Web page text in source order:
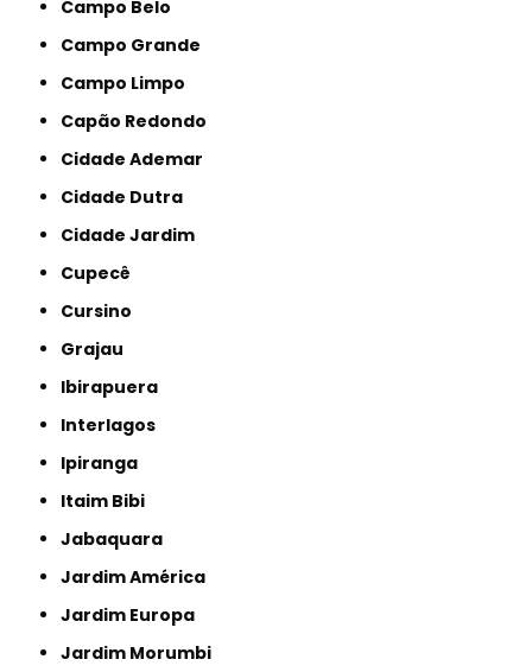
Campo Belo
Campo Grande
Campo Limpo
Capão Redondo
Cidade Ademar
Cidade Dutra
Cidade Jardim
Cupecê
Cursino
Grajau
Ibirapuera
Interlagos
Ipiranga
Itaim Bibi
Jabaquara
Jardim América
Jardim Europa
Jardim Morumbi